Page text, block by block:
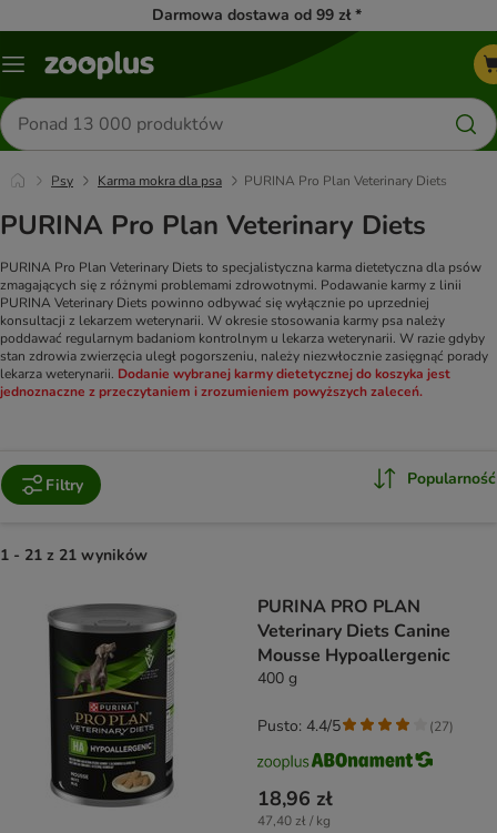
Darmowa dostawa od 99 zł *
Menu
Szukaj
produktów
Psy Karma mokra dla psa PURINA Pro Plan Veterinary Diets
PURINA Pro Plan Veterinary Diets
PURINA Pro Plan Veterinary Diets to specjalistyczna karma dietetyczna dla psów
zmagających się z różnymi problemami zdrowotnymi. Podawanie karmy z linii
PURINA Veterinary Diets powinno odbywać się wyłącznie po uprzedniej
konsultacji z lekarzem weterynarii. W okresie stosowania karmy psa należy
poddawać regularnym badaniom kontrolnym u lekarza weterynarii. W razie gdyby
stan zdrowia zwierzęcia uległ pogorszeniu, należy niezwłocznie zasięgnąć porady
lekarza weterynarii. Dodanie wybranej karmy dietetycznej do koszyka jest
jednoznaczne z przeczytaniem i zrozumieniem powyższych zaleceń.
Filtry Popularność
1 - 21 z 21 wyników
PURINA PRO PLAN
Veterinary Diets Canine
Mousse Hypoallergenic
400 g
18,96 zł
47,40 zł / kg
Pusto: 4.4/5 (27)